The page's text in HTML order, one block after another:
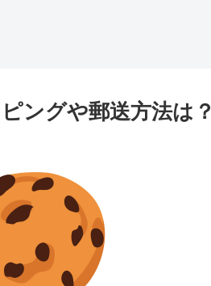
ングや郵送方法は？